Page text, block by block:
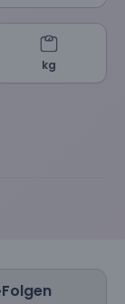
kg
Folgen